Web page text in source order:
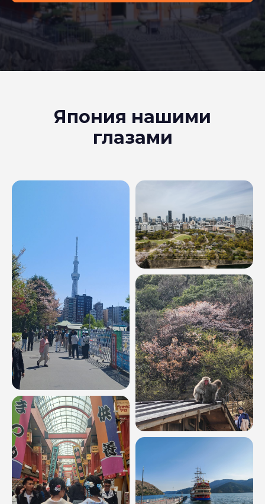
Япония нашими
глазами